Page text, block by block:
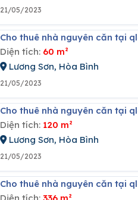
21/05/2023
Cho thuê nhà nguyên căn tại
Diện tích: 60 m²
Lương Sơn, Hòa Bình
21/05/2023
Cho thuê nhà nguyên căn tại
Diện tích: 120 m²
Lương Sơn, Hòa Bình
21/05/2023
Cho thuê nhà nguyên căn tại